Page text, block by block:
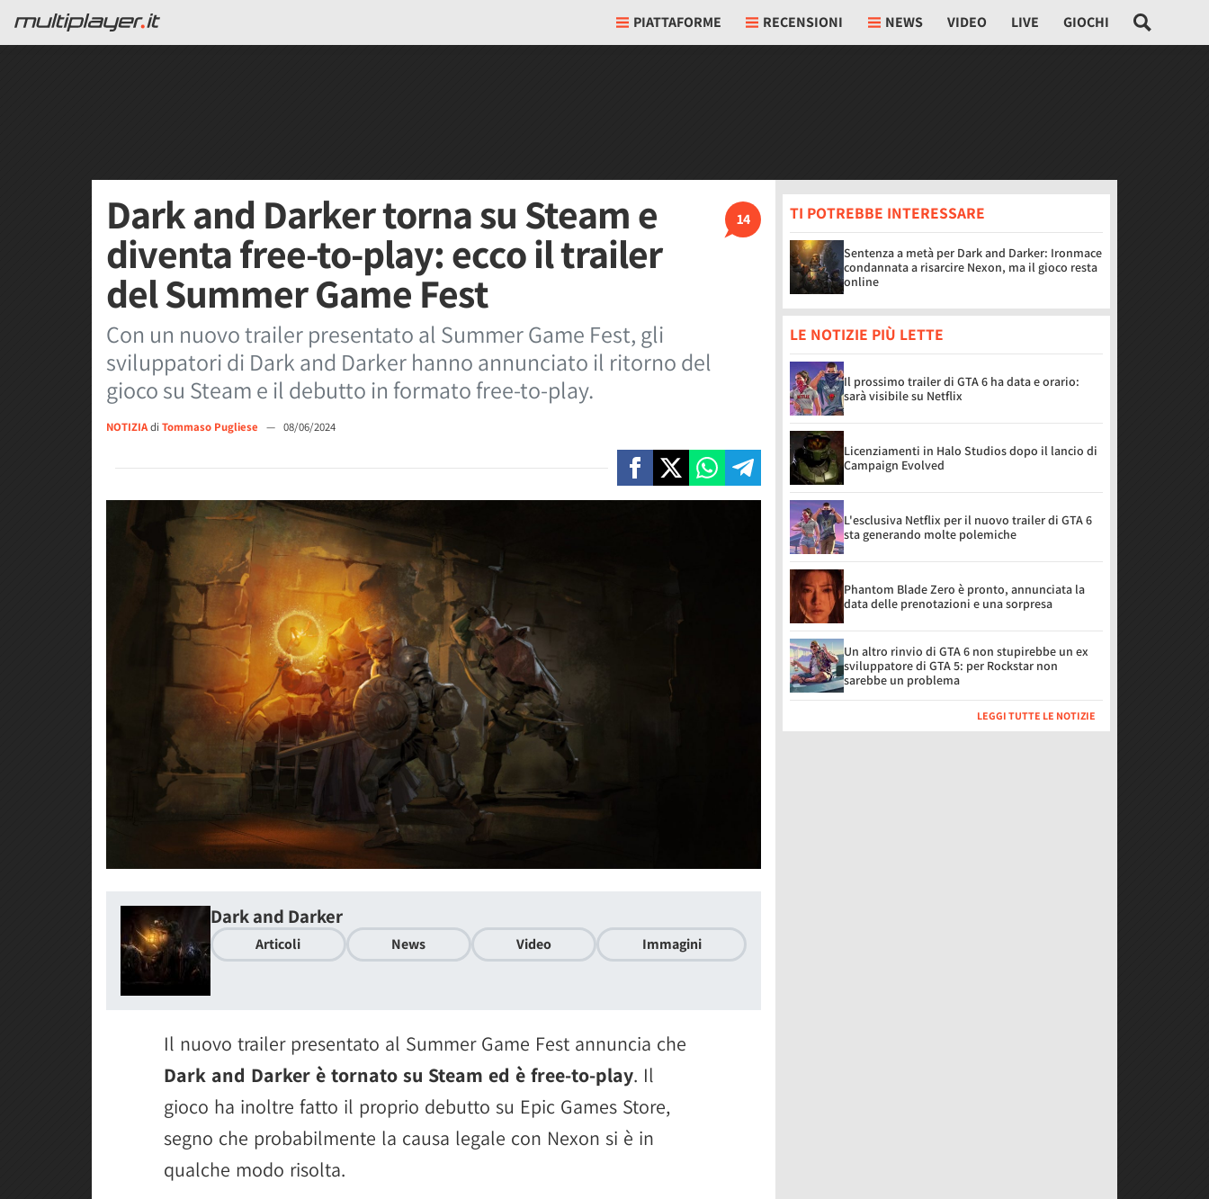
PIATTAFORME RECENSIONI NEWS VIDEO LIVE GIOCHI
14
Dark and Darker torna su Steam e
diventa free-to-play: ecco il trailer
del Summer Game Fest
Con un nuovo trailer presentato al Summer Game Fest, gli
sviluppatori di Dark and Darker hanno annunciato il ritorno del
gioco su Steam e il debutto in formato free-to-play.
NOTIZIAdi Tommaso Pugliese — 08/06/2024
Dark and Darker
Articoli News Video Immagini
Il nuovo trailer presentato al Summer Game Fest annuncia che
Dark and Darker è tornato su Steam ed è free-to-play. Il
gioco ha inoltre fatto il proprio debutto su Epic Games Store,
segno che probabilmente la causa legale con Nexon si è in
qualche modo risolta.
TI POTREBBE INTERESSARE
Sentenza a metà per Dark and Darker: Ironmace
condannata a risarcire Nexon, ma il gioco resta
online
LE NOTIZIE PIÙ LETTE
Il prossimo trailer di GTA 6 ha data e orario:
sarà visibile su Netflix
Licenziamenti in Halo Studios dopo il lancio di
Campaign Evolved
L'esclusiva Netflix per il nuovo trailer di GTA 6
sta generando molte polemiche
Phantom Blade Zero è pronto, annunciata la
data delle prenotazioni e una sorpresa
Un altro rinvio di GTA 6 non stupirebbe un ex
sviluppatore di GTA 5: per Rockstar non
sarebbe un problema
LEGGI TUTTE LE NOTIZIE